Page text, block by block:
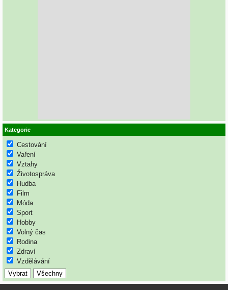
Kategorie
Cestování
Vaření
Vztahy
Životospráva
Hudba
Film
Móda
Sport
Hobby
Volný čas
Rodina
Zdraví
Vzdělávání